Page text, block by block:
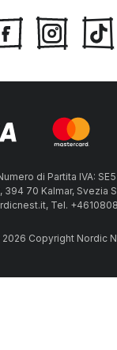
di Partita IVA:
394 70 Kalmar, Svezia
Tel.
Copyright Nordic